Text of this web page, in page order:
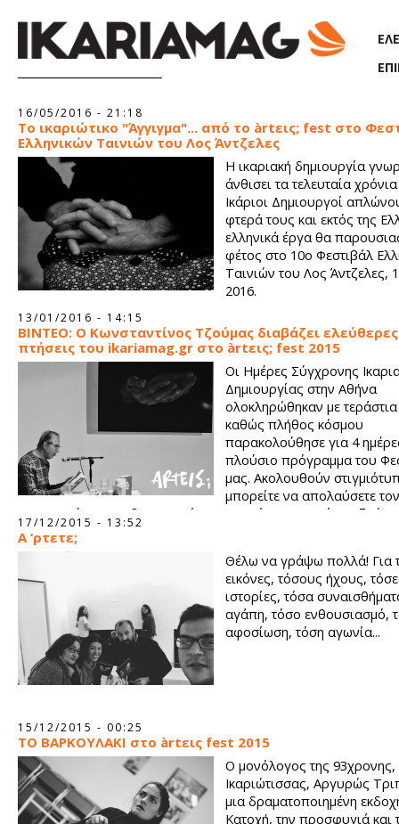
16/05/2016 - 21:18
Το ικαριώτικο "Άγγιγμα"... από το àrtεις; fest στο
Ελληνικών Ταινιών του Λος Άντζελες
Η ικαριακή δημιουργία
άνθισει τα τελευταία
Ικάριοι Δημιουργοί
φτερά τους και εκτός της
ελληνικά έργα θα
φέτος στο 10ο Φεστιβάλ
Ταινιών του Λος Άντζελες,
2016.
13/01/2016 - 14:15
ΒΙΝΤΕΟ: Ο Κωνσταντίνος Τζούμας διαβάζει ελεύθερες
πτήσεις του ikariamag.gr στο àrtεις; fest 2015
Οι Ημέρες Σύγχρονης
Δημιουργίας στην Αθήνα
ολοκληρώθηκαν με τεράστια
καθώς πλήθος κόσμου
παρακολούθησε για 4
πλούσιο πρόγραμμα του
μας. Ακολουθούν
μπορείτε να απολαύσετε
συγγραφέα και ραδιοφωνικό παραγωγό Κωνσταντίνο
διαβάζει μια ελεύθερη πτήση από το νέο ΒΙΒΛΙΟ ΝΗΣΙ του
17/12/2015 - 13:52
Α ‘ρτετε;
Θέλω να γράψω πολλά! Για
εικόνες, τόσους ήχους,
ιστορίες, τόσα
αγάπη, τόσο ενθουσιασμό,
αφοσίωση, τόση αγωνία...
15/12/2015 - 00:25
ΤΟ ΒΑΡΚΟΥΛΑΚΙ στο àrtεις fest 2015
Ο μονόλογος της
Ικαριώτισσας, Αργυρώς
μια δραματοποιημένη
Κατοχή, την προσφυγιά και